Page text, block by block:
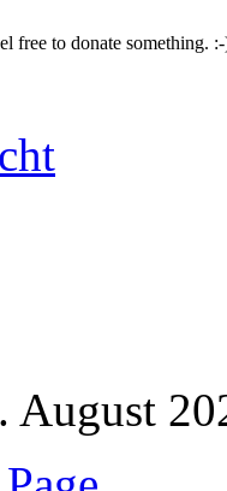
free to donate something.